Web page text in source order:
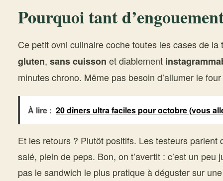
Pourquoi tant
Ce petit ovni culinaire coche toutes les cases de
gluten, sans cuisson et diablement
minutes chrono. Même pas besoin d’allumer le
À lire : 20 dîners ultra faciles pour octobre (vous
Et les retours ? Plutôt positifs. Les testeurs parlent
salé, plein de peps. Bon, on t’avertit : c’est un peu
pas le sandwich le plus pratique à déguster sur